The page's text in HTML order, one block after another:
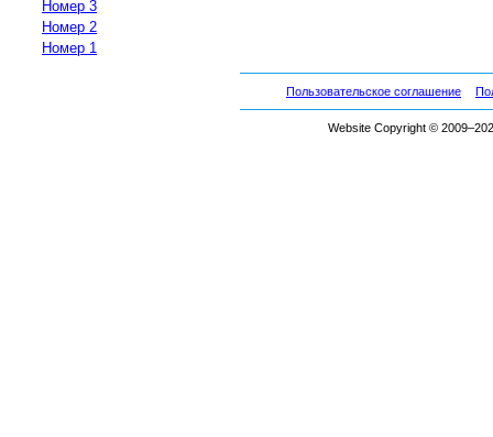
Номер 3
Номер 2
Номер 1
Пользовательское соглашение
Website Copyright ©